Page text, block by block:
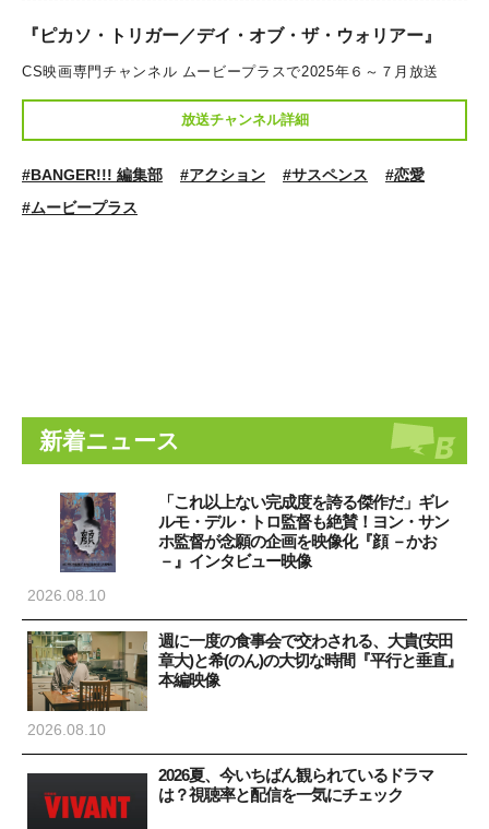
『ピカソ・トリガー／デイ・オブ・ザ・ウォリアー』
CS映画専門チャンネル ムービープラスで2025年６～７月放送
放送チャンネル詳細
#BANGER!!! 編集部 #アクション #サスペンス
#恋愛
#ムービープラス
新着ニュース
「これ以上ない完成度を誇る傑作だ」ギレ
ルモ・デル・トロ監督も絶賛！ヨン・サン
ホ監督が念願の企画を映像化『顔 －かお
－』インタビュー映像
2026.08.10
週に一度の食事会で交わされる、大貴(安田
章大)と希(のん)の大切な時間『平行と垂直』
本編映像
2026.08.10
2026夏、今いちばん観られているドラマ
は？視聴率と配信を一気にチェック